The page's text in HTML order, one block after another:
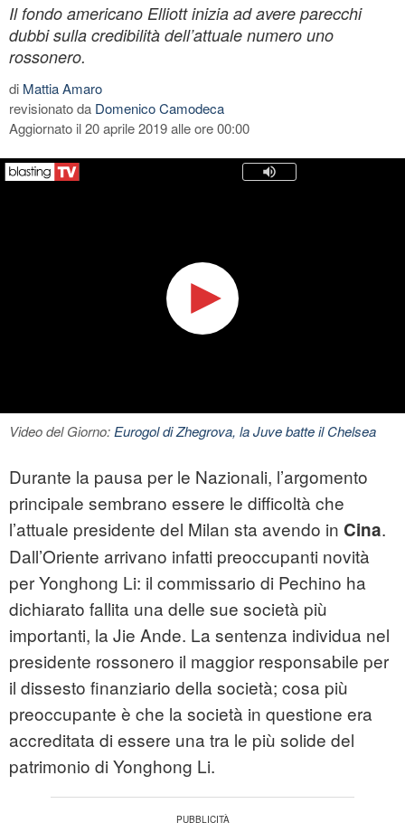
Il fondo americano Elliott inizia ad avere parecchi
dubbi sulla credibilità dell’attuale numero uno
rossonero.
di Mattia Amaro
revisionato da Domenico Camodeca
Aggiornato il 20 aprile 2019 alle ore 00:00
Video del Giorno:Eurogol di Zhegrova, la Juve batte il Chelsea
Durante la pausa per le Nazionali, l’argomento
principale sembrano essere le difficoltà che
l’attuale presidente del Milan sta avendo in Cina.
Dall’Oriente arrivano infatti preoccupanti novità
per Yonghong Li: il commissario di Pechino ha
dichiarato fallita una delle sue società più
importanti, la Jie Ande. La sentenza individua nel
presidente rossonero il maggior responsabile per
il dissesto finanziario della società; cosa più
preoccupante è che la società in questione era
accreditata di essere una tra le più solide del
patrimonio di Yonghong Li.